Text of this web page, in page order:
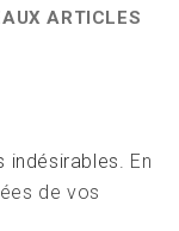
ARTICLES
indésirables. En
de vos